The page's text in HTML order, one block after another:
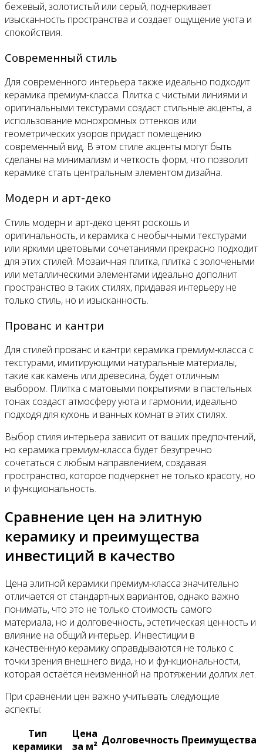
бежевый, золотистый или серый, подчеркивает
изысканность пространства и создает ощущение уюта и
спокойствия.
Современный стиль
Для современного интерьера также идеально подходит
керамика премиум-класса. Плитка с чистыми линиями и
оригинальными текстурами создаст стильные акценты, а
использование монохромных оттенков или
геометрических узоров придаст помещению
современный вид. В этом стиле акценты могут быть
сделаны на минимализм и четкость форм, что позволит
керамике стать центральным элементом дизайна.
Модерн и арт-деко
Стиль модерн и арт-деко ценят роскошь и
оригинальность, и керамика с необычными текстурами
или яркими цветовыми сочетаниями прекрасно подходит
для этих стилей. Мозаичная плитка, плитка с золочеными
или металлическими элементами идеально дополнит
пространство в таких стилях, придавая интерьеру не
только стиль, но и изысканность.
Прованс и кантри
Для стилей прованс и кантри керамика премиум-класса с
текстурами, имитирующими натуральные материалы,
такие как камень или древесина, будет отличным
выбором. Плитка с матовыми покрытиями в пастельных
тонах создаст атмосферу уюта и гармонии, идеально
подходя для кухонь и ванных комнат в этих стилях.
Выбор стиля интерьера зависит от ваших предпочтений,
но керамика премиум-класса будет безупречно
сочетаться с любым направлением, создавая
пространство, которое подчеркнет не только красоту, но
и функциональность.
Сравнение цен на элитную
керамику и преимущества
инвестиций в качество
Цена элитной керамики премиум-класса значительно
отличается от стандартных вариантов, однако важно
понимать, что это не только стоимость самого
материала, но и долговечность, эстетическая ценность и
влияние на общий интерьер. Инвестиции в
качественную керамику оправдываются не только с
точки зрения внешнего вида, но и функциональности,
которая остаётся неизменной на протяжении долгих лет.
При сравнении цен важно учитывать следующие
аспекты:
Тип
керамики
Цена
за м² Долговечность Преимущества